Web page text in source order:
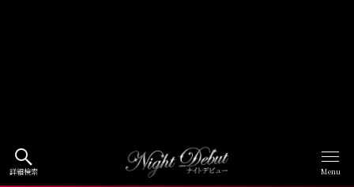
詳細検索 Menu